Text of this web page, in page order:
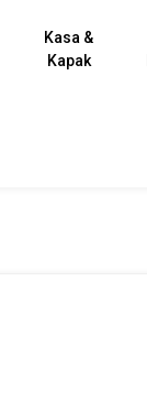
Kasa &
Kapak